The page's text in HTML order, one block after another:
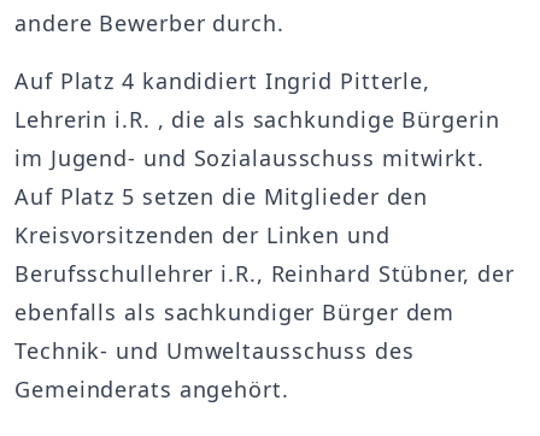
andere Bewerber durch.
Auf Platz 4 kandidiert Ingrid Pitterle,
Lehrerin i.R. , die als sachkundige Bürgerin
im Jugend- und Sozialausschuss mitwirkt.
Auf Platz 5 setzen die Mitglieder den
Kreisvorsitzenden der Linken und
Berufsschullehrer i.R., Reinhard Stübner, der
ebenfalls als sachkundiger Bürger dem
Technik- und Umweltausschuss des
Gemeinderats angehört.